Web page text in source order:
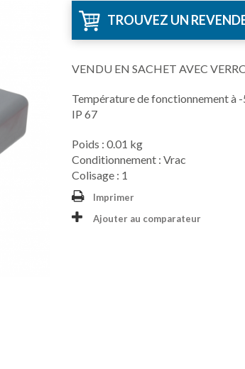
TROUVEZ UN
VENDU EN SACHET AVEC
Température de fonctionnement à -
IP 67
Poids : 0.01 kg
Conditionnement : Vrac
Colisage : 1
Imprimer
Ajouter au comparateur